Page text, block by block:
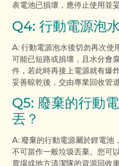
表電池已損壞，應停止使用並妥
Q4: 行動電源泡
A: 行動電源泡水後切勿再次使
可能已短路或損壞，且水分會
件，若此時再接上電源就有爆
妥善晾乾後，交由專業回收管道
Q5: 廢棄的行動
丟？
A: 廢棄的行動電源屬於鋰電池
不可當作一般垃圾丟棄。您可
賣場或地方清潔隊的資源回收